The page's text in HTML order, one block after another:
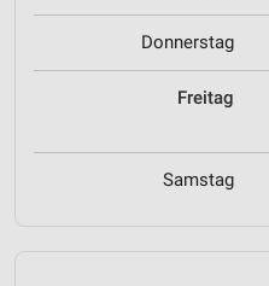
Donnerstag
Freitag
Samstag